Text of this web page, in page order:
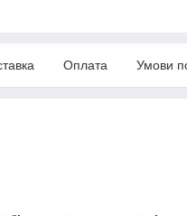
Оплата Умови